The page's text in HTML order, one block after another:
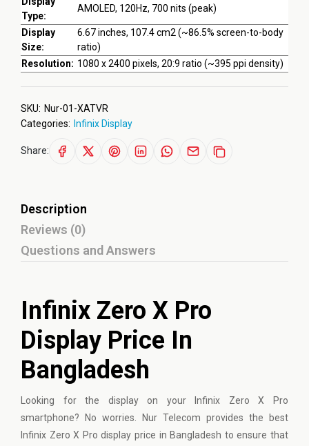
Type:
AMOLED, 120Hz, 700 nits (peak)
Display
Size:
6.67 inches, 107.4 cm2 (~86.5% screen-to-body
ratio)
Resolution: 1080 x 2400 pixels, 20:9 ratio (~395 ppi density)
SKU: Nur-01-XATVR
Categories: Infinix Display
Share:
Description
Reviews (0)
Questions and Answers
Infinix Zero X Pro
Display Price In
Bangladesh
Looking for the display on your Infinix Zero X Pro
smartphone? No worries. Nur Telecom provides the best
Infinix Zero X Pro display price in Bangladesh to ensure that